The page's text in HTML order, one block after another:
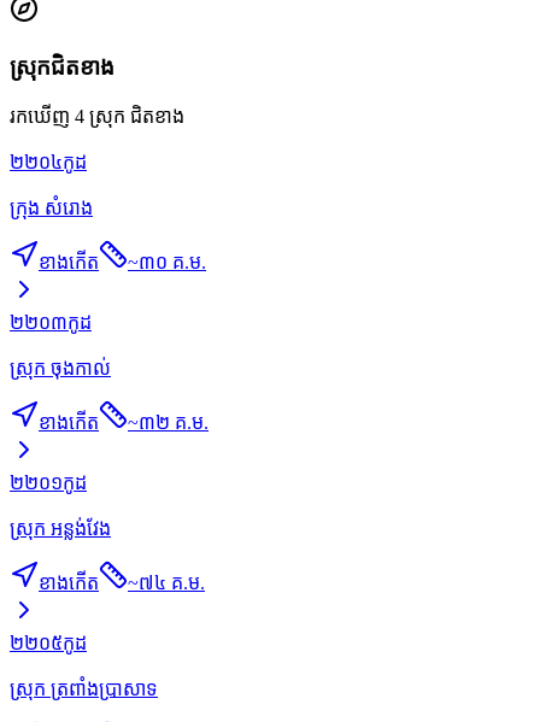
ស្រុកជិតខាង
រកឃើញ 4 ស្រុក ជិតខាង
២២០៤កូដ
ក្រុង សំរោង
ខាងកើត ~៣០ គ.ម.
២២០៣កូដ
ស្រុក ចុងកាល់
ខាងកើត ~៣២ គ.ម.
២២០១កូដ
ស្រុក អន្លង់វែង
ខាងកើត ~៧៤ គ.ម.
២២០៥កូដ
ស្រុក ត្រពាំងប្រាសាទ